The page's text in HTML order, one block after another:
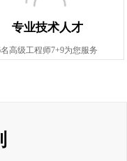
专业技术人才
高级工程师7+9为您服务